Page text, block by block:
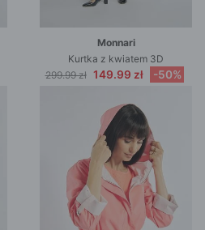
Monnari
Kurtka z kwiatem 3D
299.99 zł 149.99 zł -50%